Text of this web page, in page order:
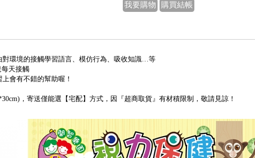
我要購物 購買結帳
環境的接觸學習語言、模仿行為、吸收知識…等
天接觸
會有不錯的幫助喔！
，寄送僅能選【宅配】方式，因『超商取貨』有材積限制，敬請見諒！